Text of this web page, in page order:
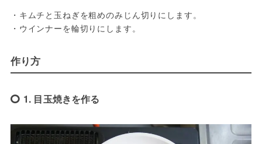
・キムチと玉ねぎを粗めのみじん切りにします。
・ウインナーを輪切りにします。
作り方
1. 目玉焼きを作る